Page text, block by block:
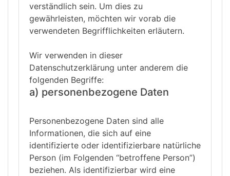
verständlich sein. Um dies zu
gewährleisten, möchten wir vorab die
verwendeten Begrifflichkeiten erläutern.
Wir verwenden in dieser
Datenschutzerklärung unter anderem die
folgenden Begriffe:
a) personenbezogene Daten
Personenbezogene Daten sind alle
Informationen, die sich auf eine
identifizierte oder identifizierbare natürliche
Person (im Folgenden “betroffene Person”)
beziehen. Als identifizierbar wird eine